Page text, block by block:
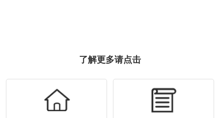
了解更多请点击